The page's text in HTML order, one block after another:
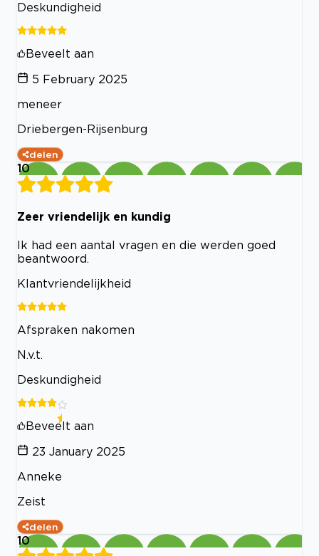
Deskundigheid
Beveelt aan
5 February 2025
meneer
Driebergen-Rijsenburg
delen
10
Zeer vriendelijk en kundig
Ik had een aantal vragen en die werden goed
beantwoord.
Klantvriendelijkheid
Afspraken nakomen
N.v.t.
Deskundigheid
Beveelt aan
23 January 2025
Anneke
Zeist
delen
10